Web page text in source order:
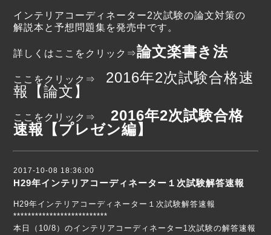
インテリアコーディネーター2次試験の論文対策の
解説本と予想問題集を発売中です。
詳しくはここをクリック⇒論文楽書き法
ここをクリック⇒ 2016年2次試験合格速
報【論文】
ここをクリック⇒
2016年2次試験合格
速報【プレゼン編】
2017-10-08 18:36:00
H29年インテリアコーディネーター１次試験解答速報
H29年インテリアコーディネーター１次試験解答速報
**************************
本日（10/8）のインテリアコーディネーター1次試験の解答速報